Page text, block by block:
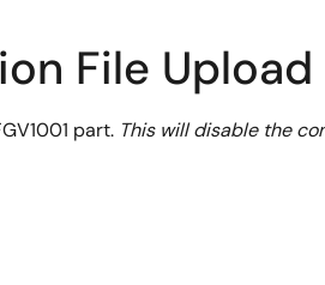
File
part. This will disable the